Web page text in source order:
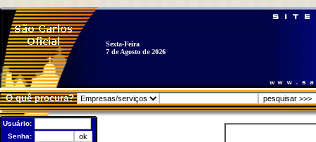
Sexta-Feira
7 de Agosto de 2026
O quê procura?
Usuário:
Senha: